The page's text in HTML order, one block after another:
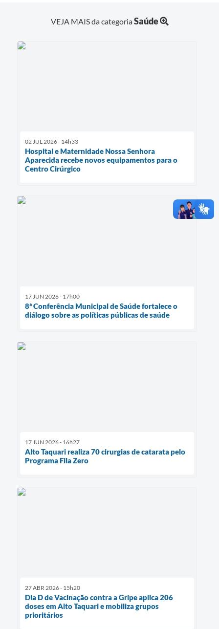
VEJA MAIS da categoriaSaúde
02 JUL 2026 - 14h33
Hospital e Maternidade Nossa Senhora
Aparecida recebe novos equipamentos para o
Centro Cirúrgico
17 JUN 2026 - 17h00
8ª Conferência Municipal de Saúde fortalece o
diálogo sobre as políticas públicas de saúde
17 JUN 2026 - 16h27
Alto Taquari realiza 70 cirurgias de catarata pelo
Programa Fila Zero
27 ABR 2026 - 15h20
Dia D de Vacinação contra a Gripe aplica 206
doses em Alto Taquari e mobiliza grupos
prioritários